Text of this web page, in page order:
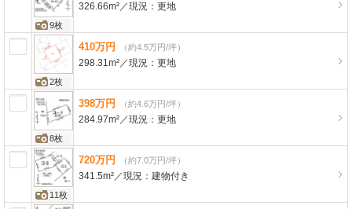
9枚
326.66m²／現況： 更地
2枚
410万円 （約4.5万円/坪）
298.31m²／現況： 更地
8枚
398万円 （約4.6万円/坪）
284.97m²／現況： 更地
11枚
720万円 （約7.0万円/坪）
341.5m²／現況： 建物付き